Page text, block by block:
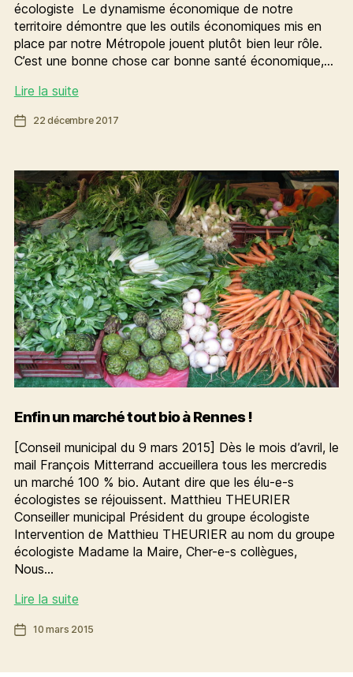
écologiste Le dynamisme économique de notre
territoire démontre que les outils économiques mis en
place par notre Métropole jouent plutôt bien leur rôle.
C’est une bonne chose car bonne santé économique,…
Lire la suiteSoutenir
entreprises
les
commerces
de
proximité
Date22 décembre 2017
Enfin un marché tout bio à Rennes !
[Conseil municipal du 9 mars 2015] Dès le mois d’avril, le
mail François Mitterrand accueillera tous les mercredis
un marché 100 % bio. Autant dire que les élu-e-s
écologistes se réjouissent. Matthieu THEURIER
Conseiller municipal Président du groupe écologiste
Intervention de Matthieu THEURIER au nom du groupe
écologiste Madame la Maire, Cher-e-s collègues,
Nous…
Lire la suiteEnfin
marché
Date10 mars 2015